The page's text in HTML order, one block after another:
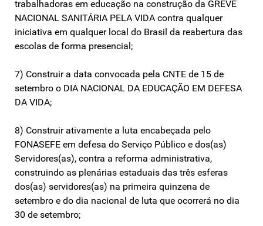
trabalhadoras em educação na construção da GREVE
NACIONAL SANITÁRIA PELA VIDA contra qualquer
iniciativa em qualquer local do Brasil da reabertura das
escolas de forma presencial;
7) Construir a data convocada pela CNTE de 15 de
setembro o DIA NACIONAL DA EDUCAÇÃO EM DEFESA
DA VIDA;
8) Construir ativamente a luta encabeçada pelo
FONASEFE em defesa do Serviço Público e dos(as)
Servidores(as), contra a reforma administrativa,
construindo as plenárias estaduais das três esferas
dos(as) servidores(as) na primeira quinzena de
setembro e do dia nacional de luta que ocorrerá no dia
30 de setembro;